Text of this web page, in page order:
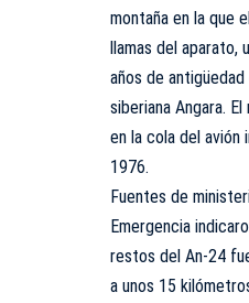
montaña en la que
llamas del aparato,
años de
siberiana Angara.
en la cola del
1976.
Fuentes de
Emergencia
restos del An-24
a unos 15